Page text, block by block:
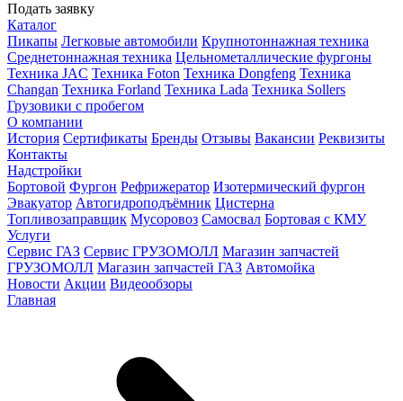
Подать заявку
Каталог
Пикапы Легковые автомобили Крупнотоннажная техника
Среднетоннажная техника Цельнометаллические фургоны
Техника JAC Техника Foton Техника Dongfeng Техника
Changan Техника Forland Техника Lada Техника Sollers
Грузовики с пробегом
О компании
История Сертификаты Бренды Отзывы Вакансии Реквизиты
Контакты
Надстройки
Бортовой Фургон Рефрижератор Изотермический фургон
Эвакуатор Автогидроподъёмник Цистерна
Топливозаправщик Мусоровоз Самосвал Бортовая с КМУ
Услуги
Сервис ГАЗ Сервис ГРУЗОМОЛЛ Магазин запчастей
ГРУЗОМОЛЛ Магазин запчастей ГАЗ Автомойка
Новости Акции Видеообзоры
Главная